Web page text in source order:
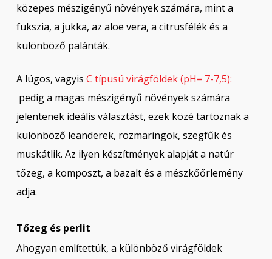
közepes mészigényű növények számára, mint a
fukszia, a jukka, az aloe vera, a citrusfélék és a
különböző palánták.
A lúgos, vagyis C típusú virágföldek (pH= 7-7,5):
pedig a magas mészigényű növények számára
jelentenek ideális választást, ezek közé tartoznak a
különböző leanderek, rozmaringok, szegfűk és
muskátlik. Az ilyen készítmények alapját a natúr
tőzeg, a komposzt, a bazalt és a mészkőőrlemény
adja.
Tőzeg és perlit
Ahogyan említettük, a különböző virágföldek